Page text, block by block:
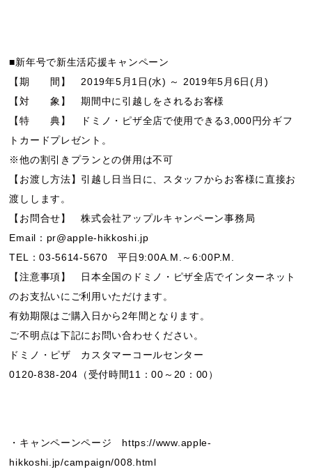
■新年号で新生活応援キャンペーン
【期 間】 2019年5月1日(水) ～ 2019年5月6日(月)
【対 象】 期間中に引越しをされるお客様
【特 典】 ドミノ・ピザ全店で使用できる3,000円分ギフ
トカードプレゼント。
※他の割引きプランとの併用は不可
【お渡し方法】引越し日当日に、スタッフからお客様に直接お
渡しします。
【お問合せ】 株式会社アップルキャンペーン事務局
Email：pr@apple-hikkoshi.jp
TEL：03-5614-5670 平日9:00A.M.～6:00P.M.
【注意事項】 日本全国のドミノ・ピザ全店でインターネット
のお支払いにご利用いただけます。
有効期限はご購入日から2年間となります。
ご不明点は下記にお問い合わせください。
ドミノ・ピザ カスタマーコールセンター
0120-838-204（受付時間11：00～20：00）
・ キャンペーンページ
https://www.apple-
hikkoshi.jp/campaign/008.html